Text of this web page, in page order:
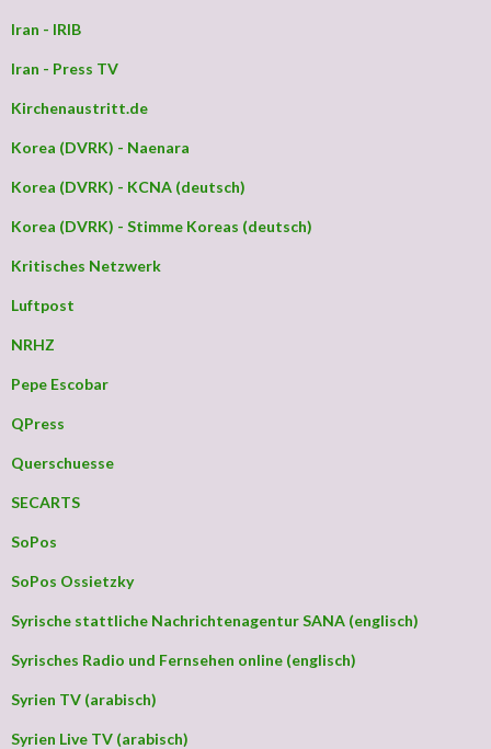
Iran - IRIB
Iran - Press TV
Kirchenaustritt.de
Korea (DVRK) - Naenara
Korea (DVRK) - KCNA (deutsch)
Korea (DVRK) - Stimme Koreas (deutsch)
Kritisches Netzwerk
Luftpost
NRHZ
Pepe Escobar
QPress
Querschuesse
SECARTS
SoPos
SoPos Ossietzky
Syrische stattliche Nachrichtenagentur SANA (englisch)
Syrisches Radio und Fernsehen online (englisch)
Syrien TV (arabisch)
Syrien Live TV (arabisch)